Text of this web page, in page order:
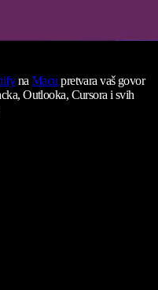
naMacu pretvara vaš govor
Outlooka, Cursora i svih